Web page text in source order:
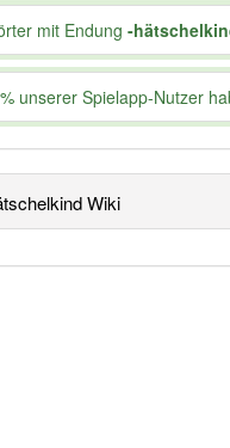
mit Endung -
unserer Spielapp-Nutzer
Wiki